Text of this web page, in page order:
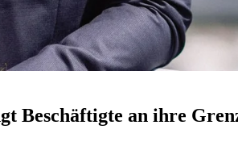
Beschäftigte an ihre